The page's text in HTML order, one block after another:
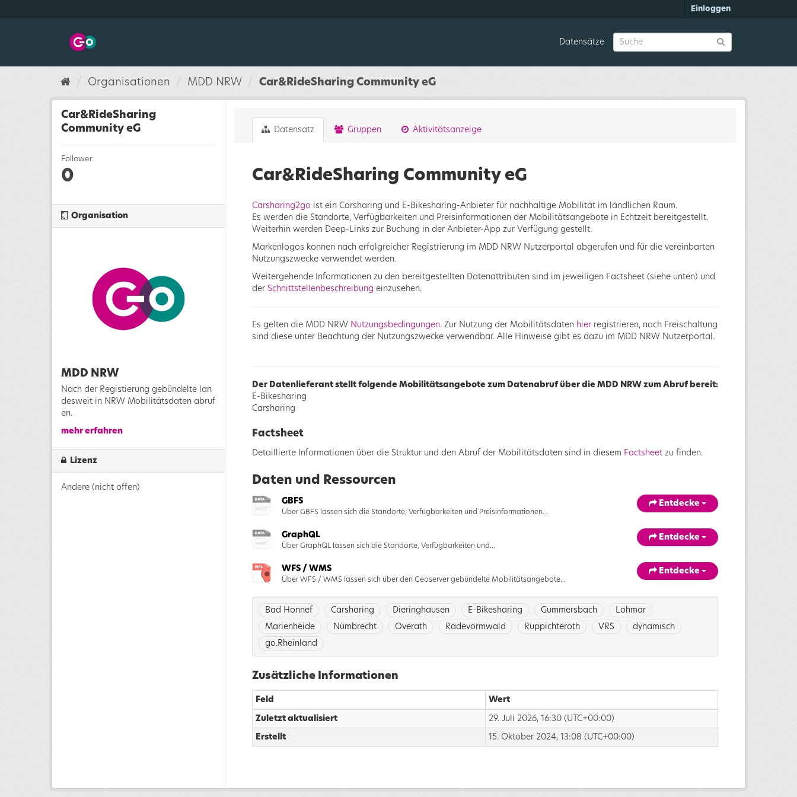
Einloggen
Datensätze
Organisationen MDD NRW Car&RideSharing Community eG
Car&RideSharing
Community eG
Follower
0
Organisation
MDD NRW
Nach der Registierung gebündelte lan
desweit in NRW Mobilitätsdaten abruf
en.
mehr erfahren
Lizenz
Andere (nicht offen)
Datensatz Gruppen Aktivitätsanzeige
Car&RideSharing Community eG
Carsharing2go ist ein Carsharing und E-Bikesharing-Anbieter für nachhaltige Mobilität im ländlichen Raum.
Es werden die Standorte, Verfügbarkeiten und Preisinformationen der Mobilitätsangebote in Echtzeit bereitgestellt.
Weiterhin werden Deep-Links zur Buchung in der Anbieter-App zur Verfügung gestellt.
Markenlogos können nach erfolgreicher Registrierung im MDD NRW Nutzerportal abgerufen und für die vereinbarten
Nutzungszwecke verwendet werden.
Weitergehende Informationen zu den bereitgestellten Datenattributen sind im jeweiligen Factsheet (siehe unten) und
der Schnittstellenbeschreibung einzusehen.
Es gelten die MDD NRW Nutzungsbedingungen. Zur Nutzung der Mobilitätsdaten hier registrieren, nach Freischaltung
sind diese unter Beachtung der Nutzungszwecke verwendbar. Alle Hinweise gibt es dazu im MDD NRW Nutzerportal.
Der Datenlieferant stellt folgende Mobilitätsangebote zum Datenabruf über die MDD NRW zum Abruf bereit:
E-Bikesharing
Carsharing
Factsheet
Detaillierte Informationen über die Struktur und den Abruf der Mobilitätsdaten sind in diesem Factsheet zu finden.
Daten und Ressourcen
GBFS
Über GBFS lassen sich die Standorte, Verfügbarkeiten und Preisinformationen...
Entdecke
GraphQL
Über GraphQL lassen sich die Standorte, Verfügbarkeiten und...
Entdecke
WFS / WMS
Über WFS / WMS lassen sich über den Geoserver gebündelte Mobilitätsangebote...
Entdecke
Bad Honnef Carsharing Dieringhausen E-Bikesharing Gummersbach
Lohmar
Marienheide
Nümbrecht Overath Radevormwald Ruppichteroth VRS
dynamisch
go.Rheinland
Zusätzliche Informationen
Feld Wert
Zuletzt aktualisiert 29. Juli 2026, 16:30 (UTC+00:00)
Erstellt 15. Oktober 2024, 13:08 (UTC+00:00)